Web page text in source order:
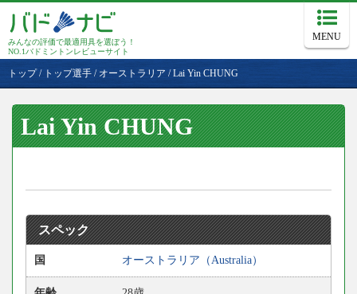
みんなの評価で最適用具を選ぼう！
NO.1バドミントンレビューサイト
MENU
トップ/ トップ選手 / オーストラリア /Lai Yin CHUNG
Lai Yin CHUNG
スペック
国 オーストラリア（Australia）